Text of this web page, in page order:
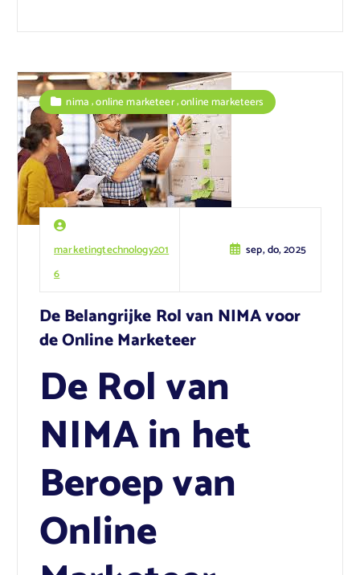
marketingtechnology201
6
sep, do, 2025
nima,online marketeer,online marketeers
De Belangrijke Rol van NIMA voor
de Online Marketeer
De Rol van
NIMA in het
Beroep van
Online